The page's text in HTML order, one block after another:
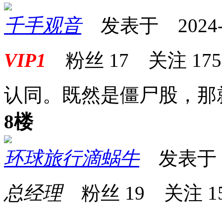
千手观音发表于 2024-
VIP1 粉丝 17 关注 175
认同。既然是僵尸股，
8楼
环球旅行滴蜗牛发表于
总经理粉丝 19 关注